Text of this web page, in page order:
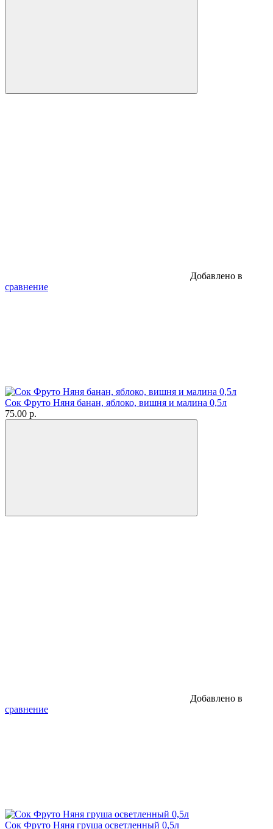
Добавлено в
сравнение
Сок Фруто Няня банан, яблоко, вишня и малина 0,5л
75.00 р.
Добавлено в
сравнение
Сок Фруто Няня груша осветленный 0,5л